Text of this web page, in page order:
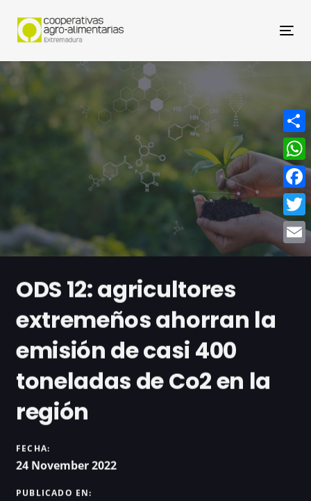
ODS 12: agricultores
extremeños ahorran la
emisión de casi 400
toneladas de Co2 en la
región
FECHA:
24 November 2022
PUBLICADO EN:
Email